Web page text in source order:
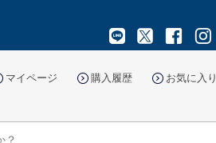
マイページ 購入履歴 お気に入り